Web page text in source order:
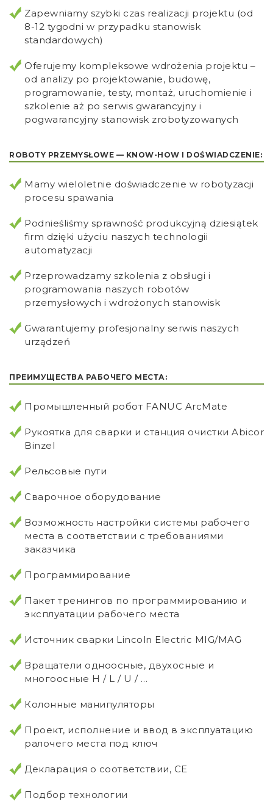
Zapewniamy szybki czas realizacji projektu (od
8-12 tygodni w przypadku stanowisk
standardowych)
Oferujemy kompleksowe wdrożenia projektu –
od analizy po projektowanie, budowę,
programowanie, testy, montaż, uruchomienie i
szkolenie aż po serwis gwarancyjny i
pogwarancyjny stanowisk zrobotyzowanych
ROBOTY PRZEMYSŁOWE — KNOW-HOW I DOŚWIADCZENIE:
Mamy wieloletnie doświadczenie w robotyzacji
procesu spawania
Podnieśliśmy sprawność produkcyjną dziesiątek
firm dzięki użyciu naszych technologii
automatyzacji
Przeprowadzamy szkolenia z obsługi i
programowania naszych robotów
przemysłowych i wdrożonych stanowisk
Gwarantujemy profesjonalny serwis naszych
urządzeń
ПРЕИМУЩЕСТВА РАБОЧЕГО МЕСТА:
Промышленный робот FANUC ArcMate
Рукоятка для сварки и станция очистки Abicor
Binzel
Рельсовые пути
Сварочное оборудование
Возможность настройки системы рабочего
места в соответствии с требованиями
заказчика
Программирование
Пакет тренингов по программированию и
эксплуатации рабочего места
Источник сварки Lincoln Electric MIG/MAG
Вращатели одноосные, двухосные и
многоосные H / L / U / …
Колонные манипуляторы
Проект, исполнение и ввод в эксплуатацию
ралочего места под ключ
Декларация о соответствии, CE
Подбор технологии